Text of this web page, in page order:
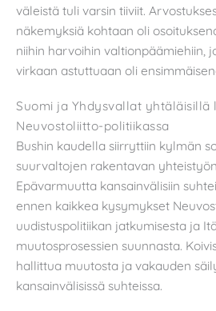
väleistä tuli varsin tiiviit.
näkemyksiä kohtaan oli
niihin harvoihin valtionpäämiehiin,
virkaan astuttuaan oli
Suomi ja Yhdysvallat yhtäläisillä
Neuvostoliitto-politiikassa
Bushin kaudella siirryttiin kylmän
suurvaltojen rakentavan
Epävarmuutta kansainvälisiin
ennen kaikkea kysymykset
uudistuspolitiikan jatkumisesta ja
muutosprosessien suunnasta.
hallittua muutosta ja vakauden
kansainvälisissä suhteissa.